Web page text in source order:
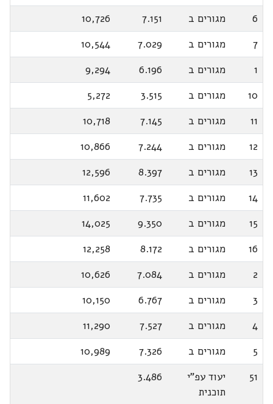
6
מגורים ב 7.151
10,726
7
מגורים ב 7.029
10,544
1
מגורים ב 6.196
9,294
10
מגורים ב 3.515
5,272
11
מגורים ב 7.145
10,718
12
מגורים ב 7.244
10,866
13
מגורים ב 8.397
12,596
14
מגורים ב 7.735
11,602
15
מגורים ב 9.350
14,025
16
מגורים ב 8.172
12,258
2
מגורים ב 7.084
10,626
3
מגורים ב 6.767
10,150
4
מגורים ב 7.527
11,290
5
מגורים ב 7.326
10,989
51
יעוד עפ"י
תוכנית
3.486